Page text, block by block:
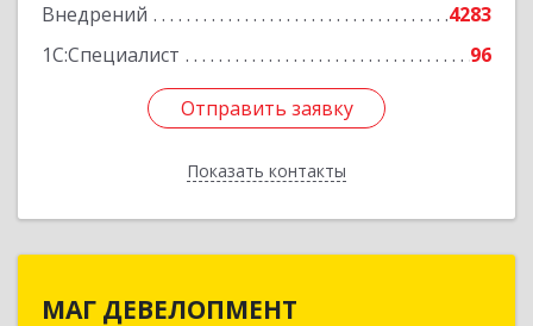
Внедрений
4283
1С:Специалист
96
Отправить заявку
Показать контакты
Отправить заявку
Назад
МАГ ДЕВЕЛОПМЕНТ